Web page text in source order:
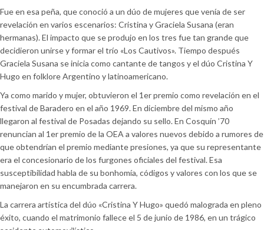
Fue en esa peña, que conoció a un dúo de mujeres que venía de ser
revelación en varios escenarios: Cristina y Graciela Susana (eran
hermanas). El impacto que se produjo en los tres fue tan grande que
decidieron unirse y formar el trío «Los Cautivos». Tiempo después
Graciela Susana se inicia como cantante de tangos y el dúo Cristina Y
Hugo en folklore Argentino y latinoamericano.
Ya como marido y mujer, obtuvieron el 1er premio como revelación en el
festival de Baradero en el año 1969. En diciembre del mismo año
llegaron al festival de Posadas dejando su sello. En Cosquín ’70
renuncian al 1er premio de la OEA a valores nuevos debido a rumores de
que obtendrían el premio mediante presiones, ya que su representante
era el concesionario de los furgones oficiales del festival. Esa
susceptibilidad habla de su bonhomía, códigos y valores con los que se
manejaron en su encumbrada carrera.
La carrera artística del dúo «Cristina Y Hugo» quedó malograda en pleno
éxito, cuando el matrimonio fallece el 5 de junio de 1986, en un trágico